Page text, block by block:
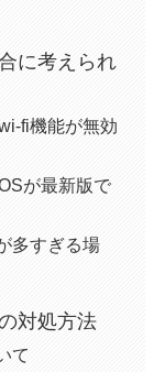
に考えられ
fi機能が無効
が最新版で
多すぎる場
対処方法
て